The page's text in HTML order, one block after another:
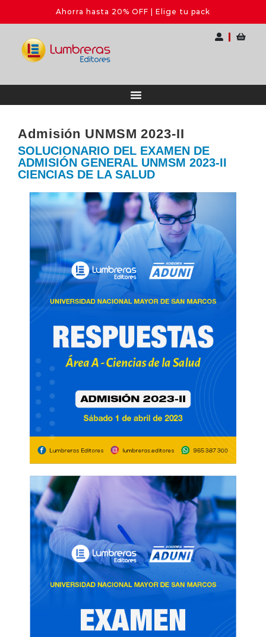
🎓 II Seminario Internacional para
Admisión UNMSM 2023-II
SOLUCIONARIO DEL EXAMEN DE
ADMISIÓN GENERAL UNMSM 2023-II
CIENCIAS DE LA SALUD